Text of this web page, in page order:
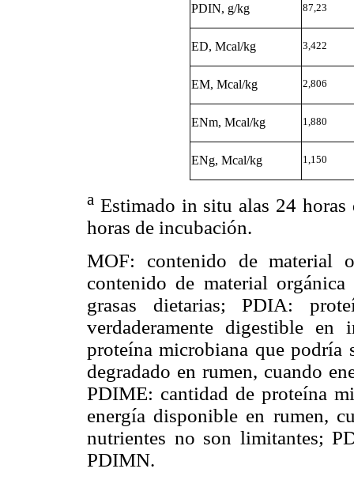
PDIN, g/kg 87,23
ED, Mcal/kg 3,422
EM, Mcal/kg 2,806
ENm, Mcal/kg 1,880
ENg, Mcal/kg 1,150
a Estimado in situ alas 24
horas de incubación.
MOF: contenido de material
contenido de material
grasas dietarias; PDIA:
verdaderamente digestible
proteína microbiana que podría
degradado en rumen, cuando
PDIME: cantidad de proteína
energía disponible en rumen,
nutrientes no son limitantes;
PDIMN.